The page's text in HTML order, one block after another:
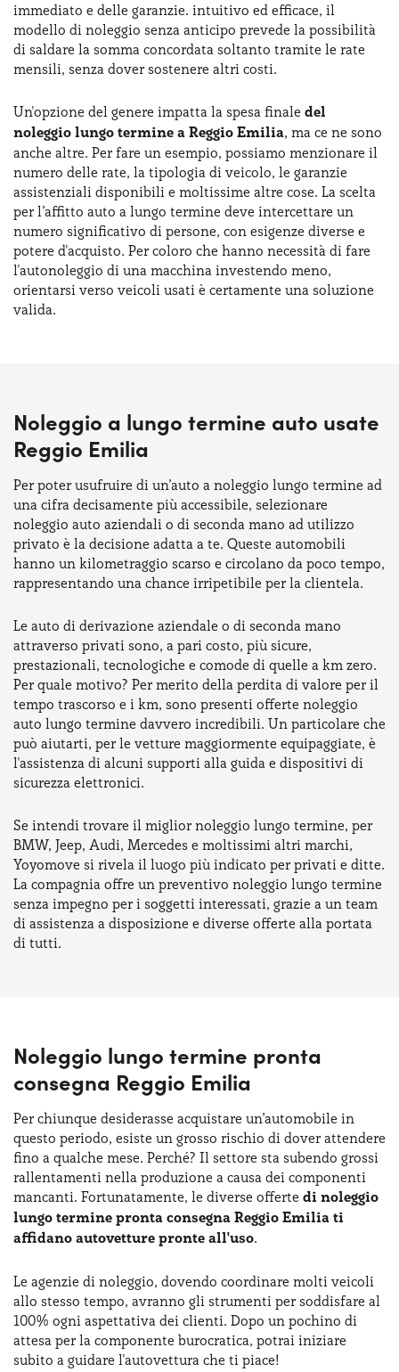
immediato e delle garanzie. intuitivo ed efficace, il
modello di noleggio senza anticipo prevede la possibilità
di saldare la somma concordata soltanto tramite le rate
mensili, senza dover sostenere altri costi.
Un'opzione del genere impatta la spesa finale del
noleggio lungo termine a Reggio Emilia, ma ce ne sono
anche altre. Per fare un esempio, possiamo menzionare il
numero delle rate, la tipologia di veicolo, le garanzie
assistenziali disponibili e moltissime altre cose. La scelta
per l’affitto auto a lungo termine deve intercettare un
numero significativo di persone, con esigenze diverse e
potere d'acquisto. Per coloro che hanno necessità di fare
l'autonoleggio di una macchina investendo meno,
orientarsi verso veicoli usati è certamente una soluzione
valida.
Noleggio a lungo termine auto usate
Reggio Emilia
Per poter usufruire di un’auto a noleggio lungo termine ad
una cifra decisamente più accessibile, selezionare
noleggio auto aziendali o di seconda mano ad utilizzo
privato è la decisione adatta a te. Queste automobili
hanno un kilometraggio scarso e circolano da poco tempo,
rappresentando una chance irripetibile per la clientela.
Le auto di derivazione aziendale o di seconda mano
attraverso privati sono, a pari costo, più sicure,
prestazionali, tecnologiche e comode di quelle a km zero.
Per quale motivo? Per merito della perdita di valore per il
tempo trascorso e i km, sono presenti offerte noleggio
auto lungo termine davvero incredibili. Un particolare che
può aiutarti, per le vetture maggiormente equipaggiate, è
l'assistenza di alcuni supporti alla guida e dispositivi di
sicurezza elettronici.
Se intendi trovare il miglior noleggio lungo termine, per
BMW, Jeep, Audi, Mercedes e moltissimi altri marchi,
Yoyomove si rivela il luogo più indicato per privati e ditte.
La compagnia offre un preventivo noleggio lungo termine
senza impegno per i soggetti interessati, grazie a un team
di assistenza a disposizione e diverse offerte alla portata
di tutti.
Noleggio lungo termine pronta
consegna Reggio Emilia
Per chiunque desiderasse acquistare un’automobile in
questo periodo, esiste un grosso rischio di dover attendere
fino a qualche mese. Perché? Il settore sta subendo grossi
rallentamenti nella produzione a causa dei componenti
mancanti. Fortunatamente, le diverse offerte di noleggio
lungo termine pronta consegna Reggio Emilia ti
affidano autovetture pronte all'uso.
Le agenzie di noleggio, dovendo coordinare molti veicoli
allo stesso tempo, avranno gli strumenti per soddisfare al
100% ogni aspettativa dei clienti. Dopo un pochino di
attesa per la componente burocratica, potrai iniziare
subito a guidare l'autovettura che ti piace!